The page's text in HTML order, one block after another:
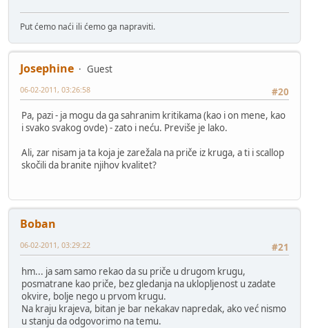
Put ćemo naći ili ćemo ga napraviti.
Josephine
Guest
#20
06-02-2011, 03:26:58
Pa, pazi - ja mogu da ga sahranim kritikama (kao i on mene, kao
i svako svakog ovde) - zato i neću. Previše je lako.
Ali, zar nisam ja ta koja je zarežala na priče iz kruga, a ti i scallop
skočili da branite njihov kvalitet?
Boban
#21
06-02-2011, 03:29:22
hm... ja sam samo rekao da su priče u drugom krugu,
posmatrane kao priče, bez gledanja na uklopljenost u zadate
okvire, bolje nego u prvom krugu.
Na kraju krajeva, bitan je bar nekakav napredak, ako već nismo
u stanju da odgovorimo na temu.